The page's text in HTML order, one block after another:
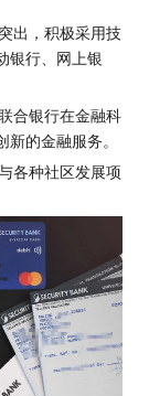
出，积极采用技
银行、网上银
合银行在金融科
的金融服务。
各种社区发展项